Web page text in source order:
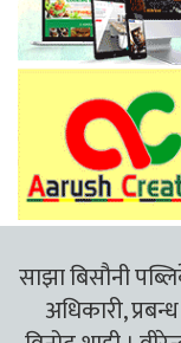
साझा बिसौनी
अधिकारी,